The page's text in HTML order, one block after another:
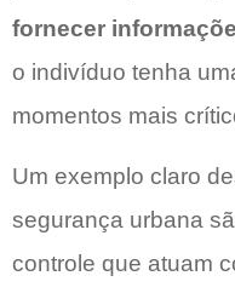
fornecer
o indivíduo tenha
momentos mais
Um exemplo claro
segurança urbana
controle que atuam